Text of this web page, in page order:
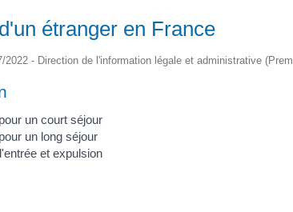
étranger en France
2022 - Direction de l'information légale et administrative
un court séjour
un long séjour
et expulsion